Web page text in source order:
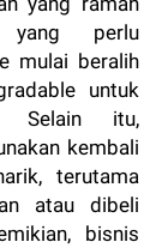
perlu
mulai beralih
untuk
Selain itu,
kembali
terutama
atau dibeli
bisnis